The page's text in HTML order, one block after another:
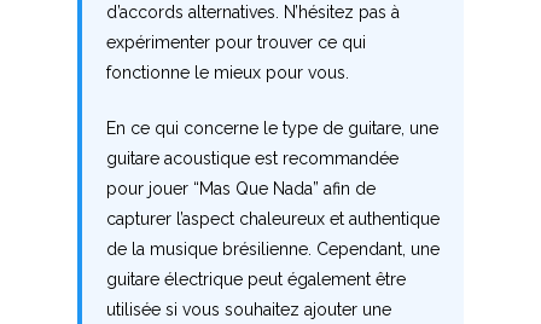
d’accords alternatives. N’hésitez pas à
expérimenter pour trouver ce qui
fonctionne le mieux pour vous.
En ce qui concerne le type de guitare, une
guitare acoustique est recommandée
pour jouer “Mas Que Nada” afin de
capturer l’aspect chaleureux et authentique
de la musique brésilienne. Cependant, une
guitare électrique peut également être
utilisée si vous souhaitez ajouter une
W
X
Y
Z
Nouvelles tabs
Top 100